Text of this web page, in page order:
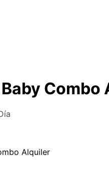
Combo
Alquiler